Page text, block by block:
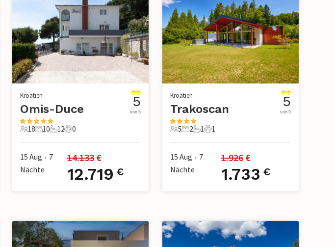
Kroatien
Omis-Duce
18 Gäste
18
10 Schlafzimmer
10
12 Badezimmer
12
0 Haustiere
0
5
von 5
15 Aug • 7
Nächte
14.133 €
12.719 €
Kroatien
Trakoscan
5 Gäste
5
2 Schlafzimmer
2
1 Badezimmer
1
1 Haustier
1
5
von 5
15 Aug • 7
Nächte
1.926 €
1.733 €